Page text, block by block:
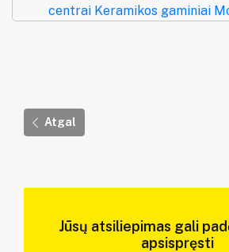
centrai Keramikos gaminiai
Atgal
Jūsų atsiliepimas gali
apsispręsti